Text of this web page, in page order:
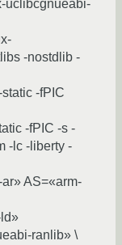
uclibcgnueabi-
-nostdlib -
-fPIC
-fPIC -s -
-lc -liberty -
AS=«arm-
ranlib» \